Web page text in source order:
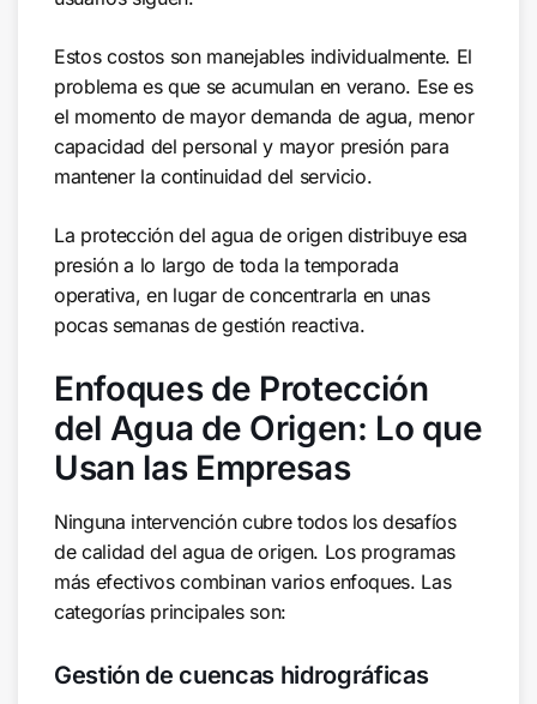
Estos costos son manejables individualmente. El
problema es que se acumulan en verano. Ese es
el momento de mayor demanda de agua, menor
capacidad del personal y mayor presión para
mantener la continuidad del servicio.
La protección del agua de origen distribuye esa
presión a lo largo de toda la temporada
operativa, en lugar de concentrarla en unas
pocas semanas de gestión reactiva.
Enfoques de Protección
del Agua de Origen: Lo que
Usan las Empresas
Ninguna intervención cubre todos los desafíos
de calidad del agua de origen. Los programas
más efectivos combinan varios enfoques. Las
categorías principales son:
Gestión de cuencas hidrográficas